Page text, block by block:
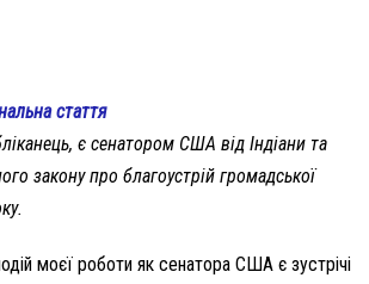
стаття
є сенатором США від Індіани та
закону про благоустрій громадської
моєї роботи як сенатора США є зустрічі